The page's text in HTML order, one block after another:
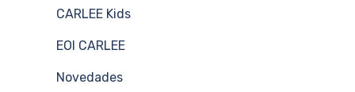
CARLEE Kids
EOI CARLEE
Novedades